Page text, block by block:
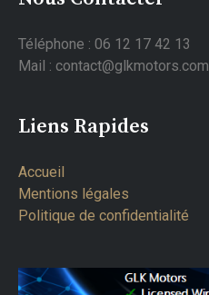
Téléphone : 06 12 17 42 13
Mail : contact@glkmotors.com
Liens Rapides
Accueil
Mentions légales
Politique de confidentialité